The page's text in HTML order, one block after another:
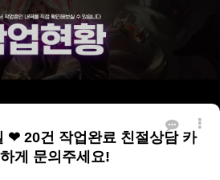
❤ 20건 작업완료 친절상담 카
게 문의주세요!